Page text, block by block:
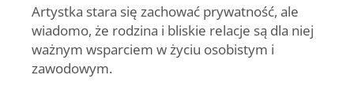
Artystka stara się zachować prywatność, ale
wiadomo, że rodzina i bliskie relacje są dla niej
ważnym wsparciem w życiu osobistym i
zawodowym.